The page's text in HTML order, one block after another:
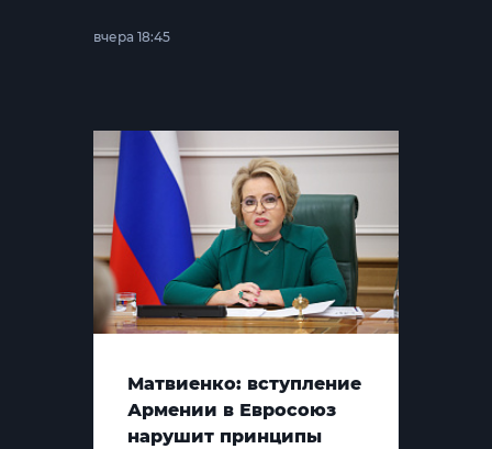
вчера 18:45
Матвиенко: вступление
Армении в Евросоюз
нарушит принципы